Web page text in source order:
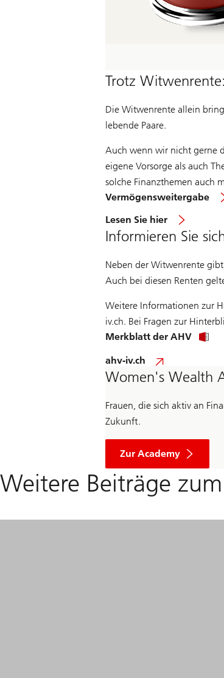
Trotz
Die Witwenrente allein
lebende Paare.
Auch wenn wir nicht gerne
eigene Vorsorge als auch
solche Finanzthemen auch
Vermögensweitergabe
Lesen Sie hier
Informieren Sie
Neben der Witwenrente
Auch bei diesen Renten
Weitere Informationen zur
iv.ch. Bei Fragen zur
Merkblatt der AHV
ahv-iv.ch
Women's Wealth
Frauen, die sich aktiv an
Zukunft.
Zur Academy
Weitere Beiträge